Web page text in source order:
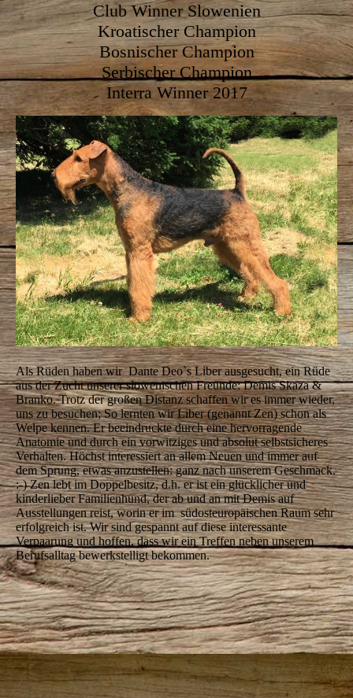
Club Winner Slowenien
Kroatischer Champion
Bosnischer Champion
Serbischer Champion
Interra Winner 2017
Als Rüden haben wir Dante Deo`s Liber ausgesucht, ein Rüde
aus der Zucht unserer slowenischen Freunde: Demis Skaza &
Branko. Trotz der großen Distanz schaffen wir es immer wieder,
uns zu besuchen; So lernten wir Liber (genannt Zen) schon als
Welpe kennen. Er beeindruckte durch eine hervorragende
Anatomie und durch ein vorwitziges und absolut selbstsicheres
Verhalten. Höchst interessiert an allem Neuen und immer auf
dem Sprung, etwas anzustellen: ganz nach unserem Geschmack.
:-) Zen lebt im Doppelbesitz, d.h. er ist ein glücklicher und
kinderlieber Familienhund, der ab und an mit Demis auf
Ausstellungen reist, worin er im südosteuropäischen Raum sehr
erfolgreich ist. Wir sind gespannt auf diese interessante
Verpaarung und hoffen, dass wir ein Treffen neben unserem
Berufsalltag bewerkstelligt bekommen.